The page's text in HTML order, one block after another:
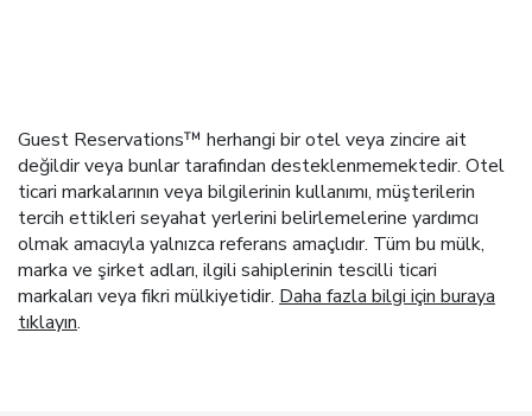
Guest Reservations™ herhangi bir otel veya zincire ait
değildir veya bunlar tarafından desteklenmemektedir. Otel
ticari markalarının veya bilgilerinin kullanımı, müşterilerin
tercih ettikleri seyahat yerlerini belirlemelerine yardımcı
olmak amacıyla yalnızca referans amaçlıdır. Tüm bu mülk,
marka ve şirket adları, ilgili sahiplerinin tescilli ticari
markaları veya fikri mülkiyetidir. Daha fazla bilgi için buraya
tıklayın.